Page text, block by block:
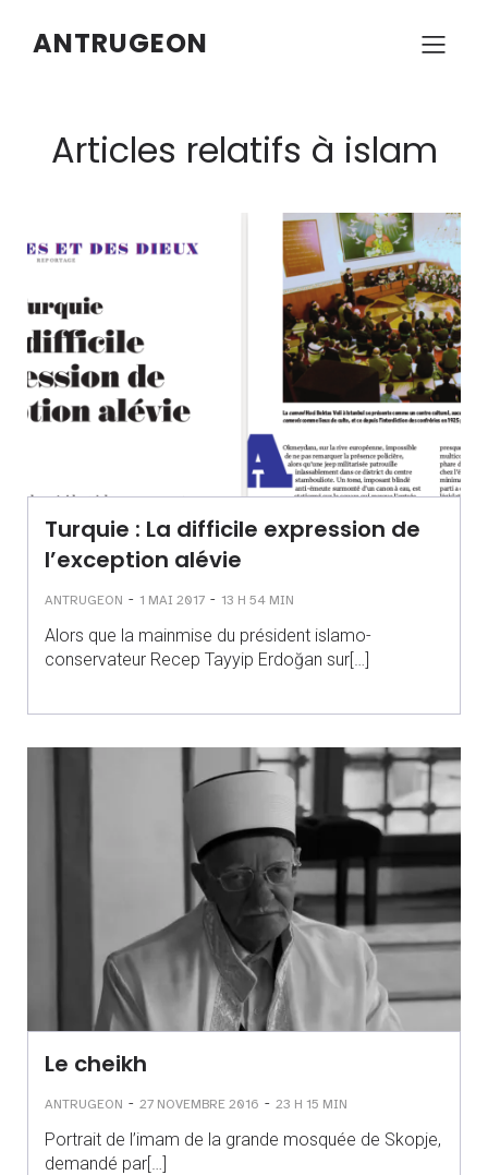
ANTRUGEON
Articles relatifs à islam
Turquie : La difficile expression de
l’exception alévie
ANTRUGEON - 1 MAI 2017 - 13 H 54 MIN
Alors que la mainmise du président islamo-
conservateur Recep Tayyip Erdoğan sur[…]
Le cheikh
ANTRUGEON - 27 NOVEMBRE 2016 - 23 H 15 MIN
Portrait de l’imam de la grande mosquée de Skopje,
demandé par[…]